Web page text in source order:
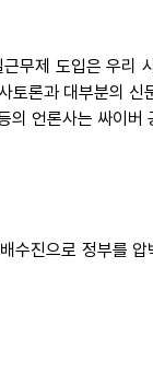
무제 도입은 우리
론과 대부분의 신
언론사는 싸이버
수진으로 정부를